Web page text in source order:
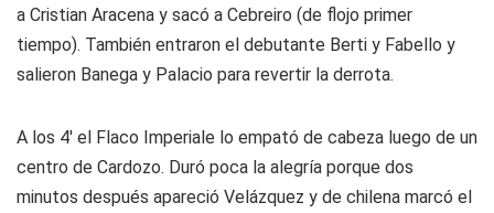
a Cristian Aracena y sacó a Cebreiro (de flojo primer
tiempo). También entraron el debutante Berti y Fabello y
salieron Banega y Palacio para revertir la derrota.
A los 4' el Flaco Imperiale lo empató de cabeza luego de un
centro de Cardozo. Duró poca la alegría porque dos
minutos después apareció Velázquez y de chilena marcó el